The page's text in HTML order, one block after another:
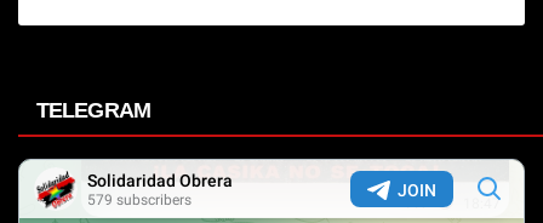
TELEGRAM